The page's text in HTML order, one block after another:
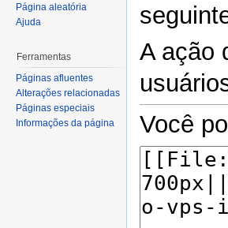
A ação
Você
Página aleatória
Ajuda
Ferramentas
Páginas afluentes
Alterações relacionadas
Páginas especiais
Informações da página